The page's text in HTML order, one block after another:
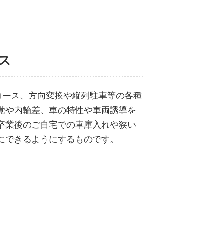
ス、方向変換や縦列駐車等の各種
や内輪差、車の特性や車両誘導を
業後のご自宅での車庫入れや狭い
きるようにするものです。